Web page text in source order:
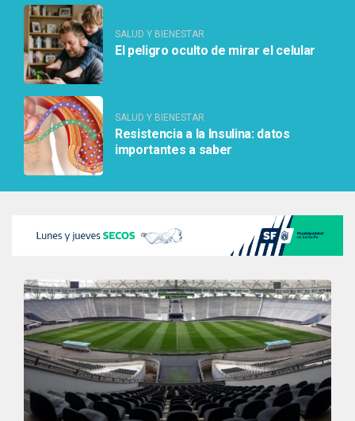
SALUD Y BIENESTAR
El peligro oculto de mirar el celular
SALUD Y BIENESTAR
Resistencia a la Insulina: datos
importantes a saber